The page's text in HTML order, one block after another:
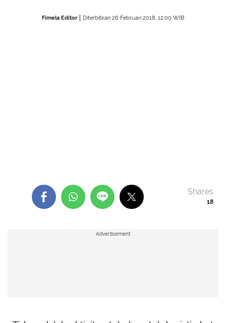
Fimela Editor Diterbitkan 26 Februari 2018, 12:00 WIB
18
Shares
Advertisement